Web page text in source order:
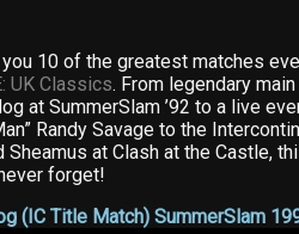
10 of the greatest matches
UK Classics. From legendary
at SummerSlam ’92 to a live
Randy Savage to the
Sheamus at Clash at the Castle,
forget!
(IC Title Match) SummerSlam